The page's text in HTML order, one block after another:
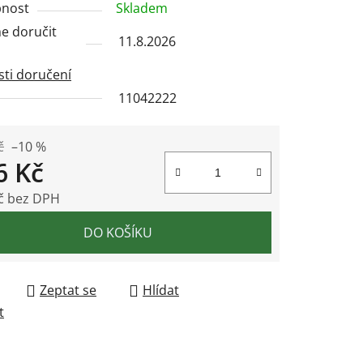
Skladem
doručit
11.8.2026
doručení
11042222
–10 %
Kč
bez DPH
DO KOŠÍKU
Zeptat se
Hlídat